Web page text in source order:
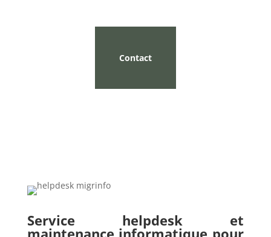
Contact
Service helpdesk et